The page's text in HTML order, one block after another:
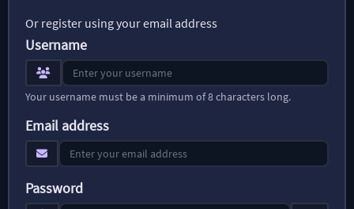
Or register using your email address
Username
Your username must be a minimum of 8 characters long.
Email address
Password